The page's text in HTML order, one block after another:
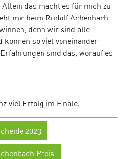
das macht es für mich zu
mir beim Rudolf Achenbach
denn wir sind alle
können so viel voneinander
sind das, worauf es
viel Erfolg im Finale.
2023
Preis